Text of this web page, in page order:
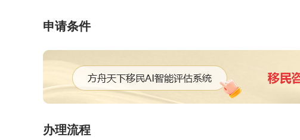
申请条件
办理流程